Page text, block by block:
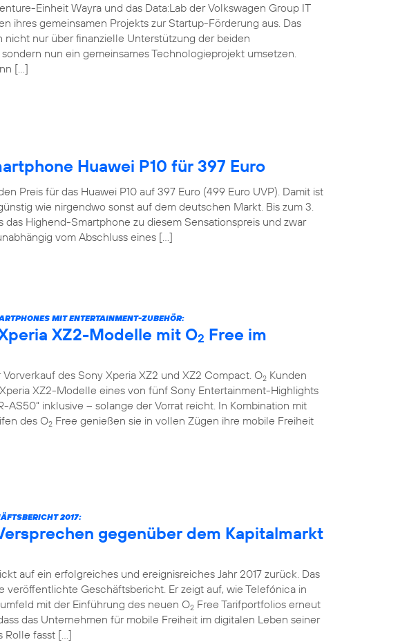
Einheit Wayra und das Data:Lab der Volkswagen Group IT
ihres gemeinsamen Projekts zur Startup-Förderung aus. Das
nicht nur über finanzielle Unterstützung der beiden
nun ein gemeinsames Technologieprojekt umsetzen.
[…]
Huawei P10 für 397 Euro
Preis für das Huawei P10 auf 397 Euro (499 Euro UVP). Damit ist
wie nirgendwo sonst auf dem deutschen Markt. Bis zum 3.
das Highend-Smartphone zu diesem Sensationspreis und zwar
vom Abschluss eines […]
MIT ENTERTAINMENT-ZUBEHÖR:
XZ2-Modelle mit O2 Free im
Vorverkauf des Sony Xperia XZ2 und XZ2 Compact. O2 Kunden
XZ2-Modelle eines von fünf Sony Entertainment-Highlights
AS50“ inklusive – solange der Vorrat reicht. In Kombination mit
des O2 Free genießen sie in vollen Zügen ihre mobile Freiheit
2017:
gegenüber dem Kapitalmarkt
auf ein erfolgreiches und ereignisreiches Jahr 2017 zurück. Das
veröffentlichte Geschäftsbericht. Er zeigt auf, wie Telefónica in
mit der Einführung des neuen O2 Free Tarifportfolios erneut
das Unternehmen für mobile Freiheit im digitalen Leben seiner
Rolle fasst […]